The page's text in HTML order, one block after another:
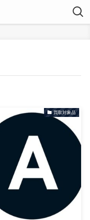
買取対象品